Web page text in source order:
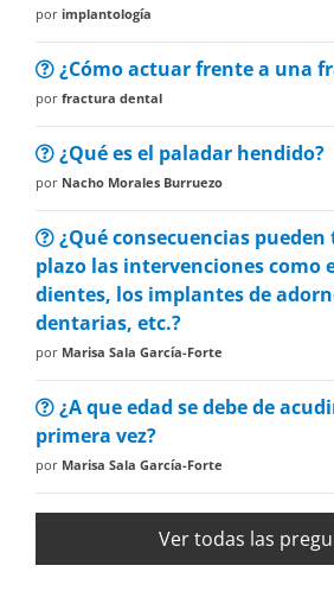
por implantología
¿Cómo actuar frente a una
por fractura dental
¿Qué es el paladar hendido?
por Nacho Morales Burruezo
¿Qué consecuencias
plazo las intervenciones como
dientes, los implantes de
dentarias, etc.?
por Marisa Sala García-Forte
¿A que edad se debe de
primera vez?
por Marisa Sala García-Forte
Ver todas las